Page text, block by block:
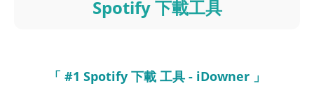
Spotify 下載工具
「 #1 Spotify 下載 工具 - iDowner 」